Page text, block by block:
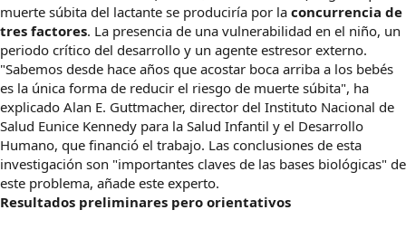
muerte súbita del lactante se produciría por la concurrencia de
tres factores. La presencia de una vulnerabilidad en el niño, un
periodo crítico del desarrollo y un agente estresor externo.
"Sabemos desde hace años que acostar boca arriba a los bebés
es la única forma de reducir el riesgo de muerte súbita", ha
explicado Alan E. Guttmacher, director del Instituto Nacional de
Salud Eunice Kennedy para la Salud Infantil y el Desarrollo
Humano, que financió el trabajo. Las conclusiones de esta
investigación son "importantes claves de las bases biológicas" de
este problema, añade este experto.
Resultados preliminares pero orientativos